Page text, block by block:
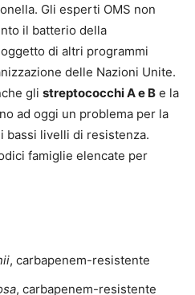
Gli esperti OMS non
il batterio della
di altri programmi
delle Nazioni Unite.
gli streptococchi A e B e la
ad oggi un problema per la
bassi livelli di resistenza.
famiglie elencate per
, carbapenem-resistente
, carbapenem-resistente